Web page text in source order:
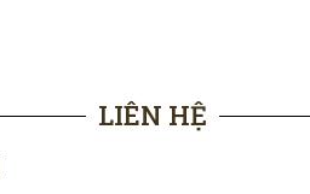
LIÊN HỆ